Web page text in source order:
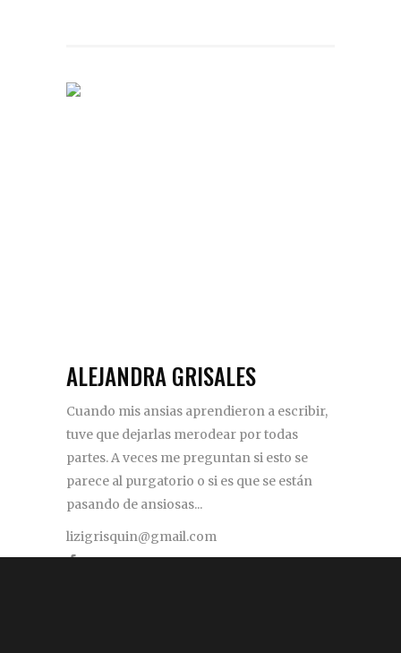
ALEJANDRA GRISALES
Cuando mis ansias aprendieron a escribir,
tuve que dejarlas merodear por todas
partes. A veces me preguntan si esto se
parece al purgatorio o si es que se están
pasando de ansiosas...
lizigrisquin@gmail.com